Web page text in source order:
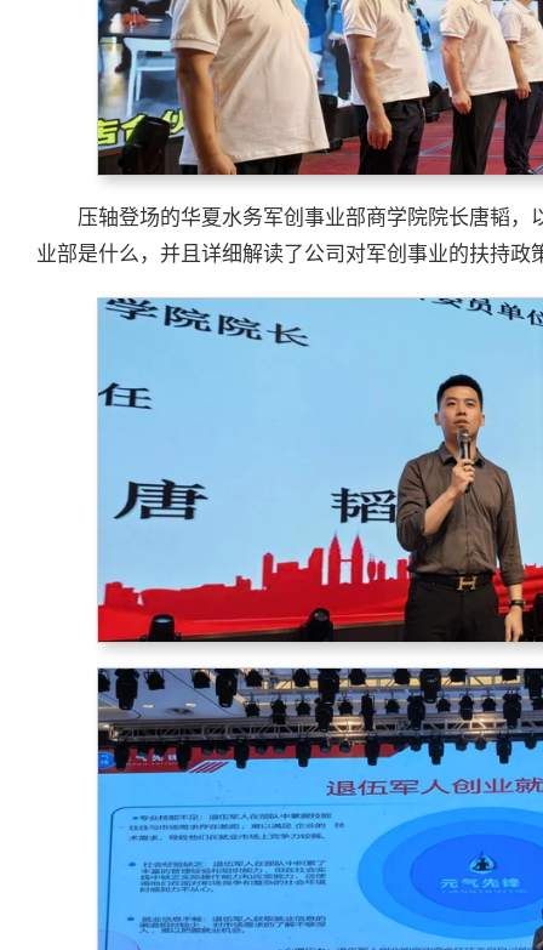
压轴登场的华夏水务军创事业部商学院院长唐韬
业部是什么，并且详细解读了公司对军创事业的扶持政